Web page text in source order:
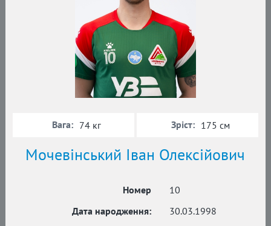
Мочевінський Іван Олексійович
Номер
10
Дата народження:
30.03.1998
Вага: 74 кг Зріст: 175 см